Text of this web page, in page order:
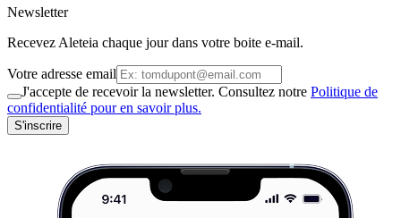
Newsletter
Recevez Aleteia chaque jour dans votre boite e-mail.
Votre adresse email
J'accepte de recevoir la newsletter. Consultez notre Politique de
confidentialité pour en savoir plus.
S'inscrire